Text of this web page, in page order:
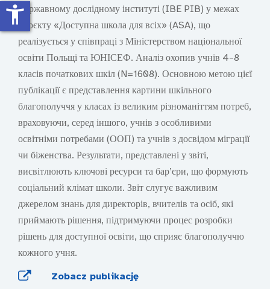
Державному дослідному інституті (IBE PIB) у межах
проєкту «Доступна школа для всіх» (ASA), що
реалізується у співпраці з Міністерством національної
освіти Польщі та ЮНІСЕФ. Аналіз охопив учнів 4–8
класів початкових шкіл (N=1608). Основною метою цієї
публікації є представлення картини шкільного
благополуччя у класах із великим різноманіттям потреб,
враховуючи, серед іншого, учнів з особливими
освітніми потребами (ООП) та учнів з досвідом міграції
чи біженства. Результати, представлені у звіті,
висвітлюють ключові ресурси та бар’єри, що формують
соціальний клімат школи. Звіт слугує важливим
джерелом знань для директорів, вчителів та осіб, які
приймають рішення, підтримуючи процес розробки
рішень для доступної освіти, що сприяє благополуччю
кожного учня.
Zobacz publikację
accessibility_new